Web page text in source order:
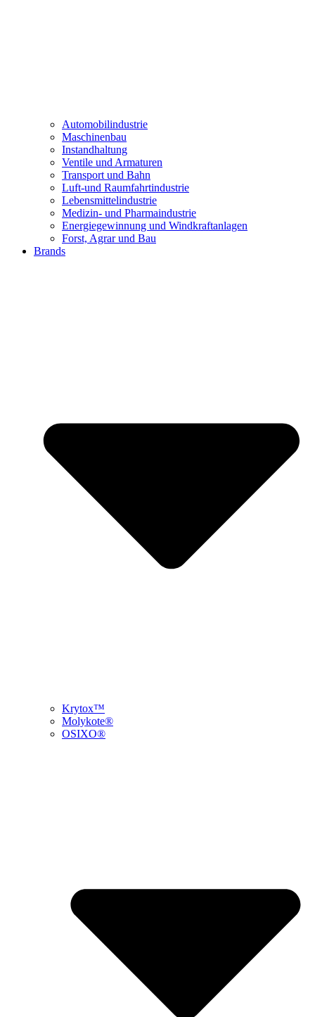
Automobilindustrie
Maschinenbau
Instandhaltung
Ventile und Armaturen
Transport und Bahn
Luft-und Raumfahrtindustrie
Lebensmittelindustrie
Medizin- und Pharmaindustrie
Energiegewinnung und Windkraftanlagen
Forst, Agrar und Bau
Brands
Krytox™
Molykote®
OSIXO®